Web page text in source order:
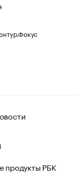
продукты РБК